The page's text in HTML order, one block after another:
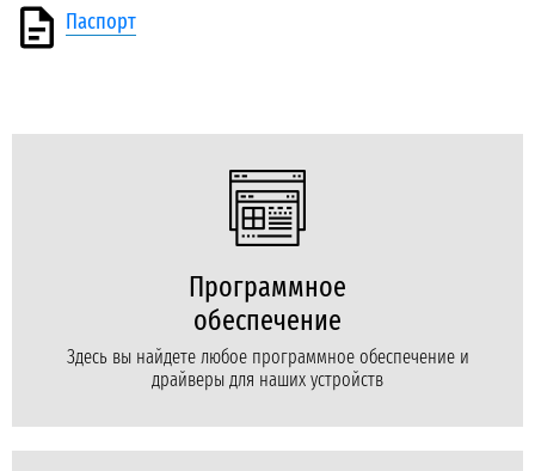
Паспорт
Программное
обеспечение
Здесь вы найдете любое программное обеспечение и
драйверы для наших устройств